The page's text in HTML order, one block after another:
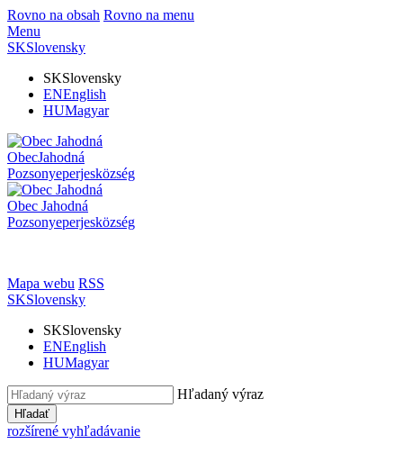
Rovno na obsah Rovno na menu
Menu
SKSlovensky
SKSlovensky
ENEnglish
HUMagyar
ObecJahodná
Pozsonyeperjesközség
Obec Jahodná
Pozsonyeperjesközség
Mapa webu RSS
SKSlovensky
SKSlovensky
ENEnglish
HUMagyar
Hľadaný výraz
Hľadať
rozšírené vyhľadávanie